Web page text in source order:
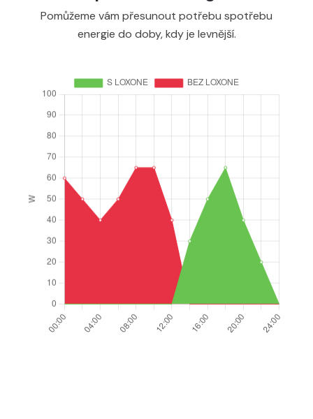
Pomůžeme vám přesunout potřebu spotřebu
energie do doby, kdy je levnější.